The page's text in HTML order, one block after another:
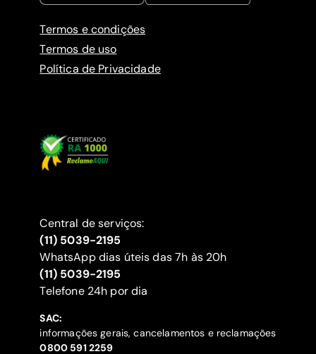
Termos e condições
Termos de uso
Política de Privacidade
Central de serviços:
(11) 5039-2195
WhatsApp dias úteis das 7h às 20h
(11) 5039-2195
‍Telefone 24h por dia
SAC:
informações gerais, cancelamentos e reclamações
‍0800 591 2259